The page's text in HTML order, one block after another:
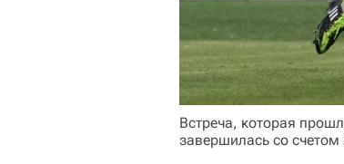
Встреча, которая
завершилась со